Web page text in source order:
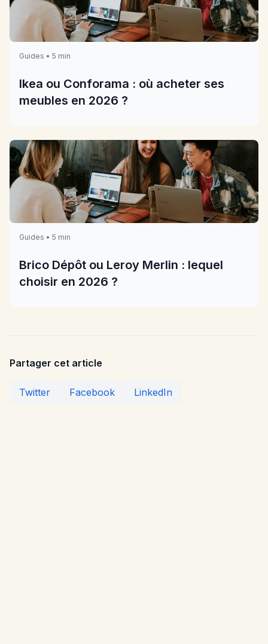
Guides • 5 min
Ikea ou Conforama : où acheter ses
meubles en 2026 ?
Guides • 5 min
Brico Dépôt ou Leroy Merlin : lequel
choisir en 2026 ?
Partager cet article
Twitter Facebook LinkedIn